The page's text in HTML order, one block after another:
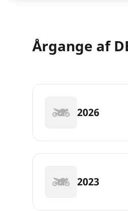
Årgange af
2026
2023